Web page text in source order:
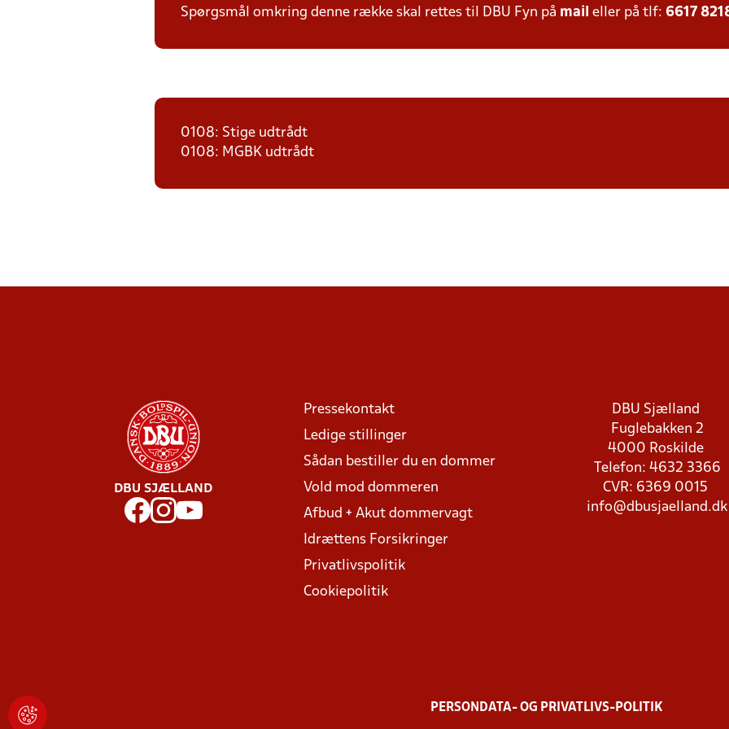
Spørgsmål omkring denne række skal rettes til DBU Fyn på mail eller på tlf: 6617
0108: Stige udtrådt
0108: MGBK udtrådt
DBU SJÆLLAND
Pressekontakt
Ledige stillinger
Sådan bestiller du en dommer
Vold mod dommeren
Afbud + Akut dommervagt
Idrættens Forsikringer
Privatlivspolitik
Cookiepolitik
DBU Sjælland
Fuglebakken 2
4000 Roskilde
Telefon: 4632 3366
CVR: 6369 0015
info@dbusjaelland.dk
PERSONDATA- OG PRIVATLIVS-POLITIK